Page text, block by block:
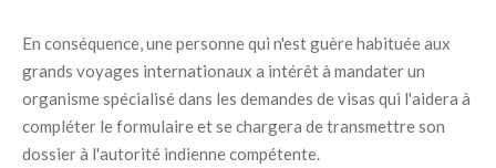
En conséquence, une personne qui n'est guère habituée aux
grands voyages internationaux a intérêt à mandater un
organisme spécialisé dans les demandes de visas qui l'aidera à
compléter le formulaire et se chargera de transmettre son
dossier à l'autorité indienne compétente.